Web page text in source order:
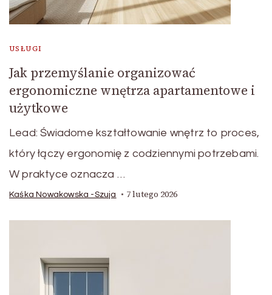
USŁUGI
Jak przemyślanie organizować
ergonomiczne wnętrza apartamentowe i
użytkowe
Lead: Świadome kształtowanie wnętrz to proces,
który łączy ergonomię z codziennymi potrzebami.
W praktyce oznacza …
Kaśka Nowakowska -Szuja 7 lutego 2026